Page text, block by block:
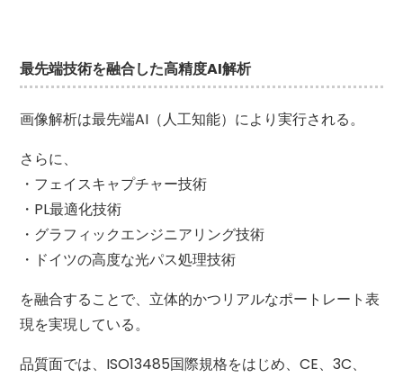
最先端技術を融合した高精度AI解析
画像解析は最先端AI（人工知能）により実行される。
さらに、
・フェイスキャプチャー技術
・PL最適化技術
・グラフィックエンジニアリング技術
・ドイツの高度な光パス処理技術
を融合することで、立体的かつリアルなポートレート表
現を実現している。
品質面では、ISO13485国際規格をはじめ、CE、3C、